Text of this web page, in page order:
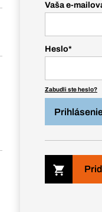
Vaša e-
Heslo*
Zabudli ste heslo?